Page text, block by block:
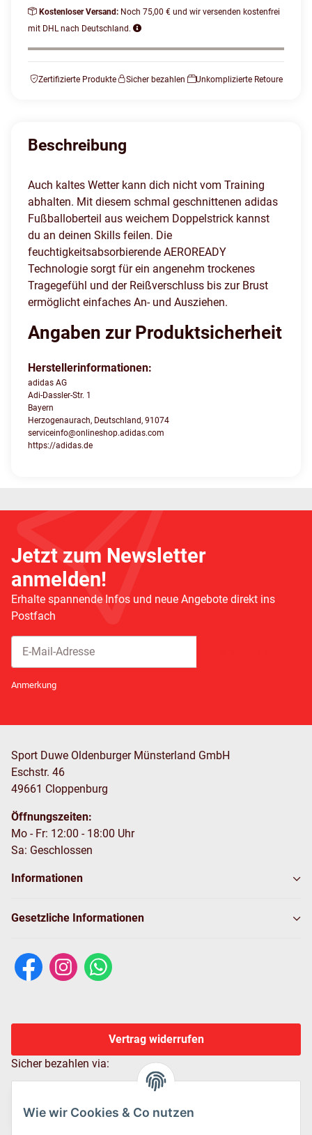
Wie wir Cookies & Co nutzen
Kostenloser Versand: Noch 75,00 € und wir versenden kostenfrei
mit DHL nach Deutschland.
Zertifizierte Produkte Sicher bezahlen Unkomplizierte Retoure
Beschreibung
Auch kaltes Wetter kann dich nicht vom Training
abhalten. Mit diesem schmal geschnittenen adidas
Fußballoberteil aus weichem Doppelstrick kannst
du an deinen Skills feilen. Die
feuchtigkeitsabsorbierende AEROREADY
Technologie sorgt für ein angenehm trockenes
Tragegefühl und der Reißverschluss bis zur Brust
ermöglicht einfaches An- und Ausziehen.
Angaben zur Produktsicherheit
Herstellerinformationen:
adidas AG
Adi-Dassler-Str. 1
Bayern
Herzogenaurach, Deutschland, 91074
serviceinfo@onlineshop.adidas.com
https://adidas.de
Jetzt zum Newsletter
anmelden!
Erhalte spannende Infos und neue Angebote direkt ins
Postfach
Anmerkung
Sport Duwe Oldenburger Münsterland GmbH
Eschstr. 46
49661 Cloppenburg
Öffnungszeiten:
Mo - Fr: 12:00 - 18:00 Uhr
Sa: Geschlossen
Informationen
Gesetzliche Informationen
Vertrag widerrufen
Sicher bezahlen via: